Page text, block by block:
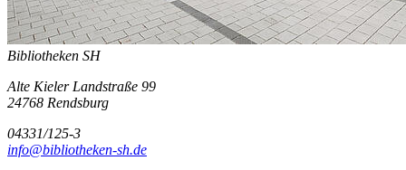
Bibliotheken SH
Alte Kieler Landstraße 99
24768 Rendsburg
04331/125-3
info@bibliotheken-sh.de